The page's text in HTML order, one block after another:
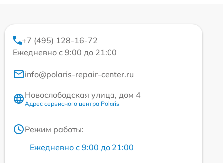
+7 (495) 128-16-72
Ежедневно с 9:00 до 21:00
info@polaris-repair-center.ru
Новослободская улица, дом 4
Адрес сервисного центра Polaris
Режим работы:
Ежедневно с 9:00 до 21:00